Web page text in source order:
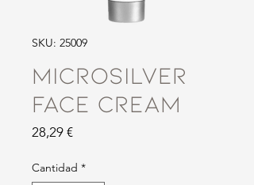
SKU: 25009
MICROSILVER
Face Cream
28,29 €Precio
Cantidad *